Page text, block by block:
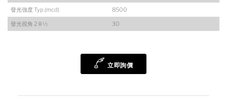
發光強度 Typ.(mcd)
8500
發光視角 2 θ ½
30
立即詢價
Sales Manager